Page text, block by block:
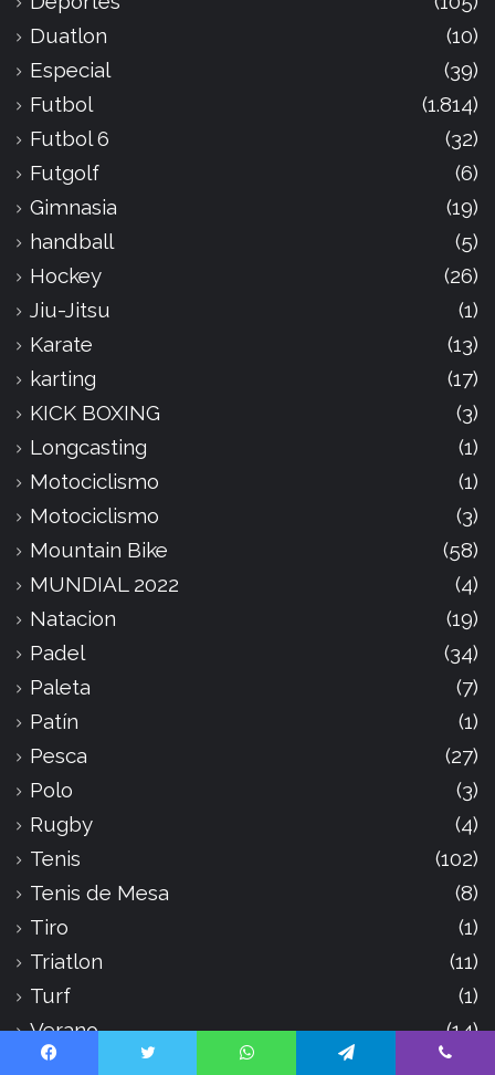
Duatlon
(10)
Especial
(39)
Futbol
(1.814)
Futbol 6
(32)
Futgolf
(6)
Gimnasia
(19)
handball
(5)
Hockey
(26)
Jiu-Jitsu
(1)
Karate
(13)
karting
(17)
KICK BOXING
(3)
Longcasting
(1)
Motociclismo
(1)
Motociclismo
(3)
Mountain Bike
(58)
MUNDIAL 2022
(4)
Natacion
(19)
Padel
(34)
Paleta
(7)
Patín
(1)
Pesca
(27)
Polo
(3)
Rugby
(4)
Tenis
(102)
Tenis de Mesa
(8)
Tiro
(1)
Triatlon
(11)
Turf
(1)
Verano
(14)
Voley